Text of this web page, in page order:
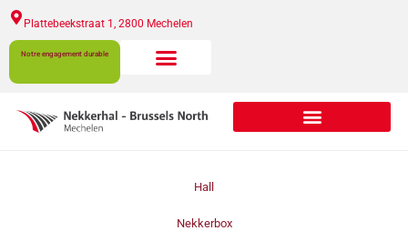
Plattebeekstraat 1, 2800 Mechelen​
Notre engagement durable
Hall
Nekkerbox